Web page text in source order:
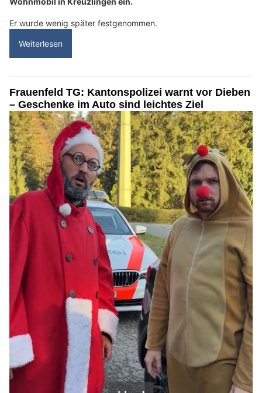
Er wurde wenig später festgenommen.
Weiterlesen
Frauenfeld TG: Kantonspolizei warnt vor Dieben
– Geschenke im Auto sind leichtes Ziel